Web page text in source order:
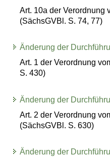
Art. 10a der Verordnung
(SächsGVBl. S. 74, 77)
Änderung der
Art. 1 der Verordnung
S. 430)
Änderung der
Art. 2 der Verordnung
(SächsGVBl. S. 630)
Änderung der